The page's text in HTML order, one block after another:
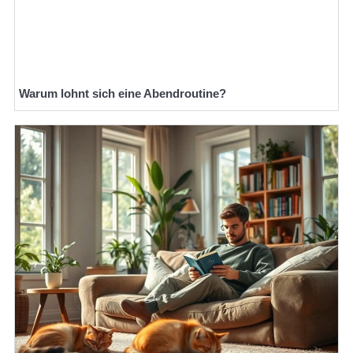
Warum lohnt sich eine Abendroutine?